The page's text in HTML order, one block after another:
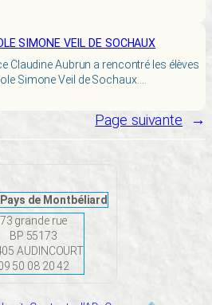
SIMONE VEIL DE SOCHAUX
Claudine Aubrun a rencontré les élèves
Simone Veil de Sochaux.…
Page suivante →
de Montbéliard
73 grande rue
BP 55173
AUDINCOURT
50 08 20 42